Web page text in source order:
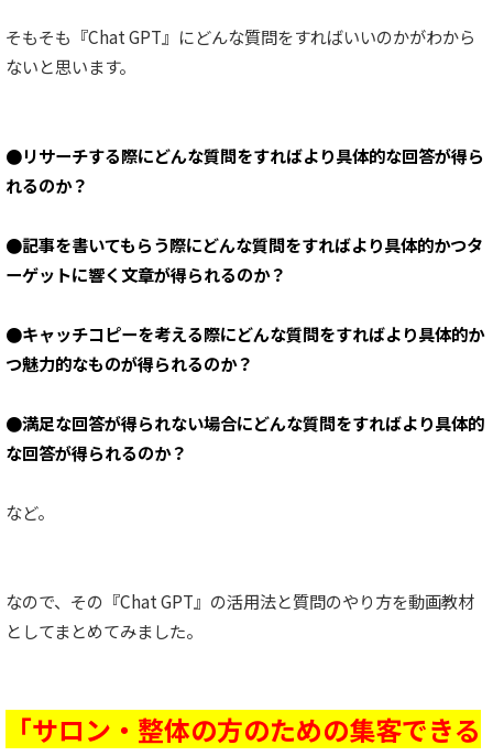
そもそも『Chat GPT』にどんな質問をすればいいのかがわから
ないと思います。
●リサーチする際にどんな質問をすればより具体的な回答が得ら
れるのか？
●記事を書いてもらう際にどんな質問をすればより具体的かつタ
ーゲットに響く文章が得られるのか？
●キャッチコピーを考える際にどんな質問をすればより具体的か
つ魅力的なものが得られるのか？
●満足な回答が得られない場合にどんな質問をすればより具体的
な回答が得られるのか？
など。
なので、その『Chat GPT』の活用法と質問のやり方を動画教材
としてまとめてみました。
「サロン・整体の方のための集客できる